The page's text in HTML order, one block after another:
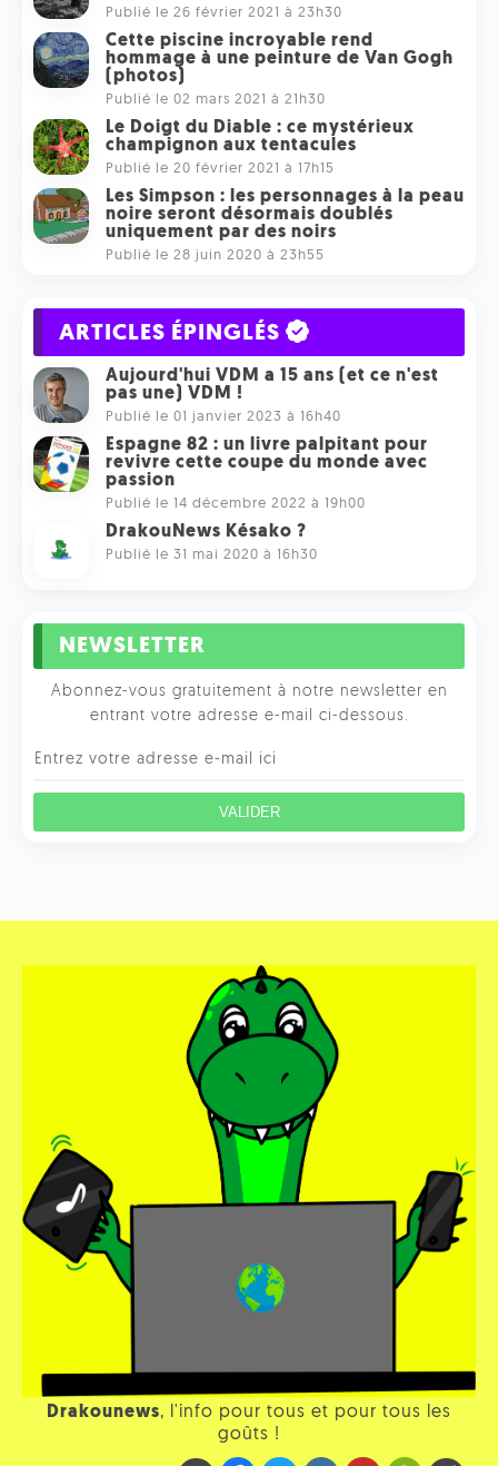
Publié le 26 février 2021 à 23h30
Cette piscine incroyable rend
hommage à une peinture de Van Gogh
(photos)
Publié le 02 mars 2021 à 21h30
Le Doigt du Diable : ce mystérieux
champignon aux tentacules
Publié le 20 février 2021 à 17h15
Les Simpson : les personnages à la peau
noire seront désormais doublés
uniquement par des noirs
Publié le 28 juin 2020 à 23h55
ARTICLES ÉPINGLÉS
Aujourd'hui VDM a 15 ans (et ce n'est
pas une) VDM !
Publié le 01 janvier 2023 à 16h40
Espagne 82 : un livre palpitant pour
revivre cette coupe du monde avec
passion
Publié le 14 décembre 2022 à 19h00
DrakouNews Késako ?
Publié le 31 mai 2020 à 16h30
NEWSLETTER
Abonnez-vous gratuitement à notre newsletter en
entrant votre adresse e-mail ci-dessous.
VALIDER
Drakounews, l'info pour tous et pour tous les
goûts !